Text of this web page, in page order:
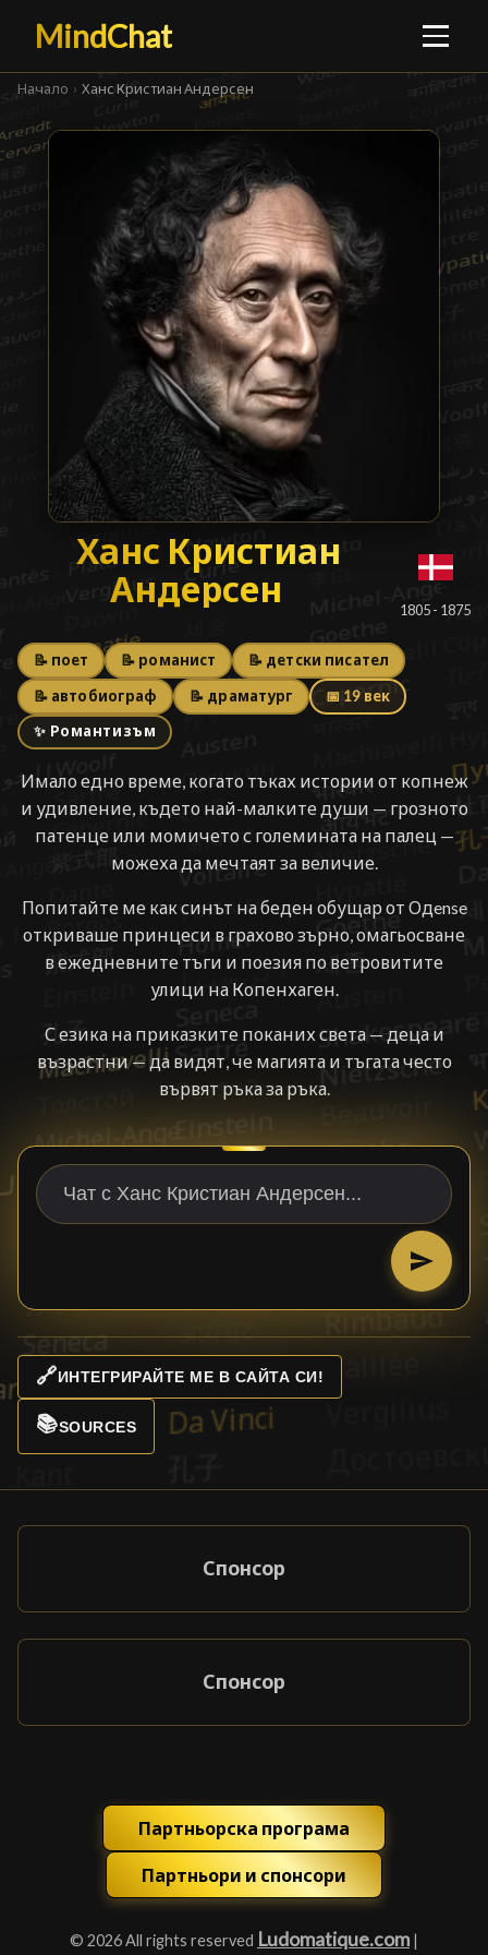
MindChat
Начало › Ханс Кристиан Андерсен
Ханс Кристиан
Ханс Кристиан
Андерсен
1805 - 1875
📝 поет 📝 романист 📝 детски писател
📝 автобиограф 📝 драматург 📅 19 век
✨ Романтизъм
Имало едно време, когато тъках истории от копнеж
и удивление, където най-малките души — грозното
патенце или момичето с големината на палец —
можеха да мечтаят за величие.
Попитайте ме как синът на беден обущар от Одense
откриваше принцеси в грахово зърно, омагьосване
в ежедневните тъги и поезия по ветровитите
улици на Копенхаген.
С езика на приказките поканих света — деца и
възрастни — да видят, че магията и тъгата често
вървят ръка за ръка.
🔗ИНТЕГРИРАЙТЕ МЕ В САЙТА СИ!
📚SOURCES
Спонсор
Спонсор
Партньорска програма
Партньори и спонсори
© 2026 All rights reserved Ludomatique.com |